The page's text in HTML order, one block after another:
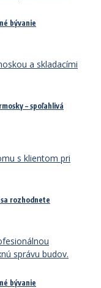
bývanie
– spoľahlivá
sa rozhodnete
bývanie